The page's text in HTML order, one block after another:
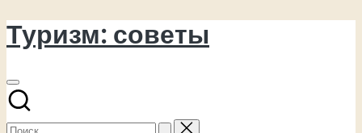
Перейти
к
Туризм: советы
Поиск